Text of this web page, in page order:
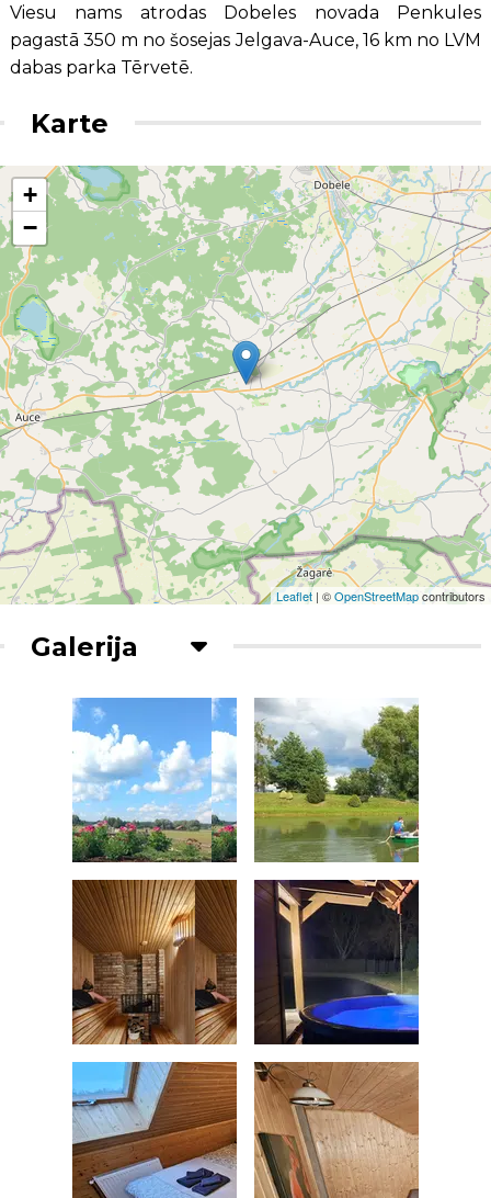
Viesu nams atrodas Dobeles novada Penkules
pagastā 350 m no šosejas Jelgava-Auce, 16 km no LVM
dabas parka Tērvetē.
Karte
+
−
Leaflet | ©OpenStreetMapcontributors
Galerija